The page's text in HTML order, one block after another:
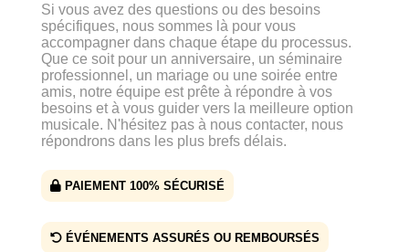
Si vous avez des questions ou des besoins
spécifiques, nous sommes là pour vous
accompagner dans chaque étape du processus.
Que ce soit pour un anniversaire, un séminaire
professionnel, un mariage ou une soirée entre
amis, notre équipe est prête à répondre à vos
besoins et à vous guider vers la meilleure option
musicale. N'hésitez pas à nous contacter, nous
répondrons dans les plus brefs délais.
PAIEMENT 100% SÉCURISÉ
ÉVÉNEMENTS ASSURÉS OU REMBOURSÉS